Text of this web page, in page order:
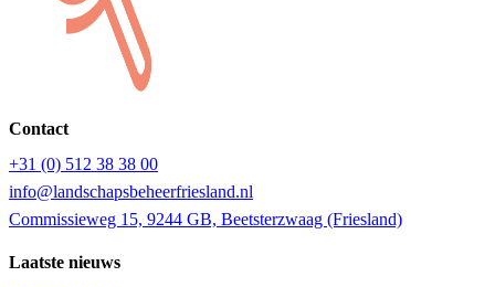
Contact
+31 (0) 512 38 38 00
info@landschapsbeheerfriesland.nl
Commissieweg 15, 9244 GB, Beetsterzwaag (Friesland)
Laatste nieuws